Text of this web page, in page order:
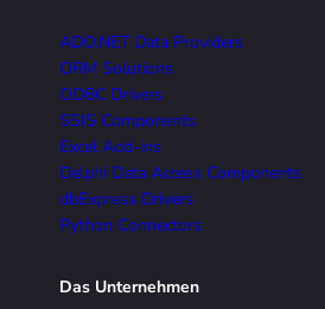
ADO.NET Data Providers
ORM Solutions
ODBC Drivers
SSIS Components
Excel Add-ins
Delphi Data Access Components
dbExpress Drivers
Python Connectors
Das Unternehmen